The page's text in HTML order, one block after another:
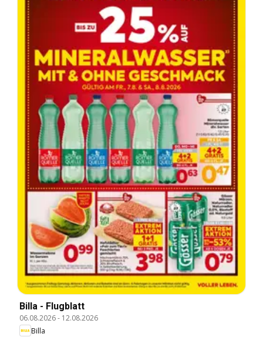
Billa - Flugblatt
06.08.2026- 12.08.2026
Billa